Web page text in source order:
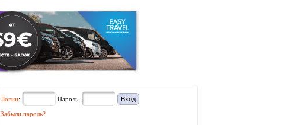
Логин: Пароль:
Забыли пароль?